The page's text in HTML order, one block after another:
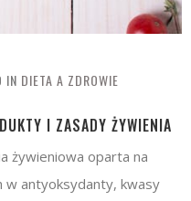
IN DIETA A ZDROWIE
I ZASADY ŻYWIENIA
żywieniowa oparta na
w antyoksydanty, kwasy